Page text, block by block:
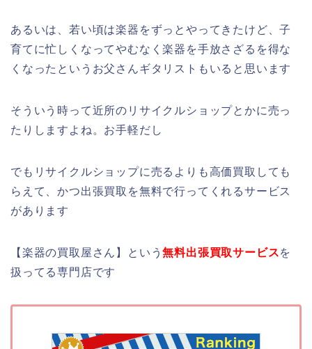
あるいは、若い頃は楽器をずっとやってきたけど、子
育てに忙しくなってやむなく楽器を手放さざるを得な
くなったというお父さんギタリストもいると思います
そういう時って近所のリサイクルショップとかに売っ
たりしますよね。お手軽だし
でもリサイクルショップに売るよりも高価買取しても
らえて、かつ出張買取を無料で行ってくれるサービス
があります
【楽器の買取屋さん】という無料出張買取サービスを
扱ってる専門店です